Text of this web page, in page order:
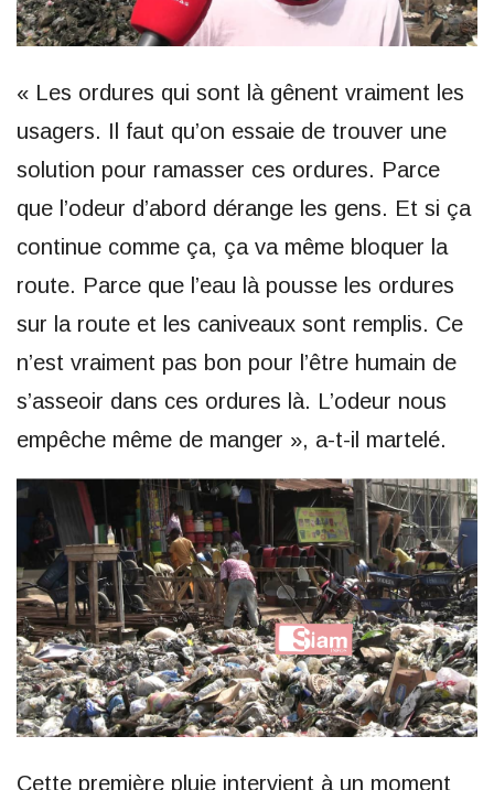
« Les ordures qui sont là gênent vraiment les
usagers. Il faut qu’on essaie de trouver une
solution pour ramasser ces ordures. Parce
que l’odeur d’abord dérange les gens. Et si ça
continue comme ça, ça va même bloquer la
route. Parce que l’eau là pousse les ordures
sur la route et les caniveaux sont remplis. Ce
n’est vraiment pas bon pour l’être humain de
s’asseoir dans ces ordures là. L’odeur nous
empêche même de manger », a-t-il martelé.
Cette première pluie intervient à un moment